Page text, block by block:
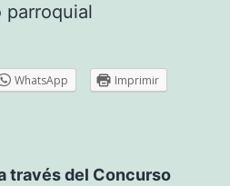
parroquial
WhatsApp Imprimir
través del Concurso